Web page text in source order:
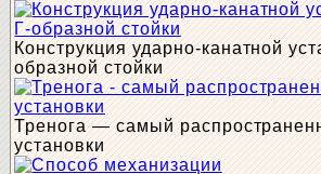
Конструкция ударно-канатной
образной стойки
Тренога — самый
установки